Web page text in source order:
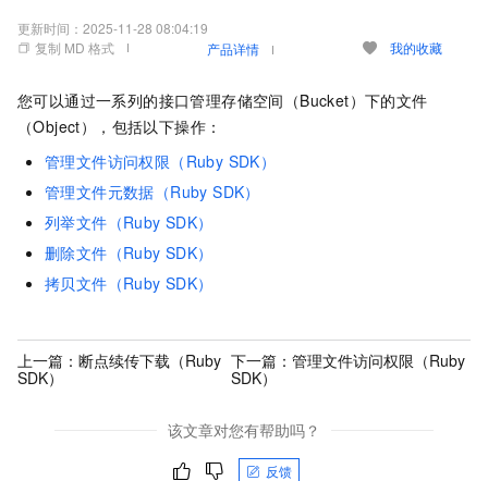
更新时间： 2025-11-28 08:04:19
复制 MD 格式
产品详情 我的收藏
您可以通过一系列的接口管理存储空间（Bucket）下的文件
（Object），包括以下操作：
管理文件访问权限（Ruby SDK）
管理文件元数据（Ruby SDK）
列举文件（Ruby SDK）
删除文件（Ruby SDK）
拷贝文件（Ruby SDK）
上一篇： 断点续传下载（Ruby
SDK）
下一篇：管理文件访问权限（Ruby
SDK）
该文章对您有帮助吗？
反馈